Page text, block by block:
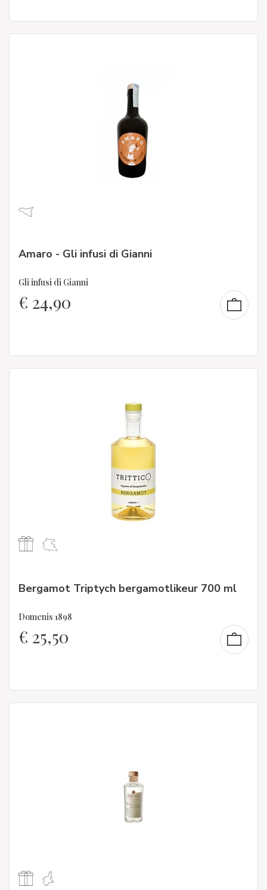
Amaro - Gli infusi di Gianni
Gli infusi di Gianni
€ 24,90
Bergamot Triptych bergamotlikeur 700 ml
Domenis 1898
€ 25,50